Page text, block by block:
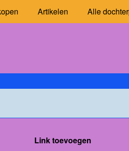
Artikelen Alle
Link toevoegen